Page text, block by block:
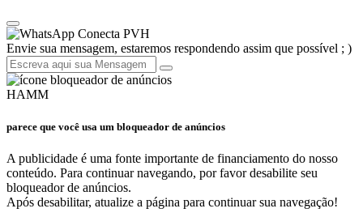
Conecta PVH
Envie sua mensagem, estaremos respondendo assim que possível ; )
HAMM
parece que você usa um bloqueador de anúncios
A publicidade é uma fonte importante de financiamento do nosso
conteúdo. Para continuar navegando, por favor desabilite seu
bloqueador de anúncios.
Após desabilitar, atualize a página para continuar sua navegação!